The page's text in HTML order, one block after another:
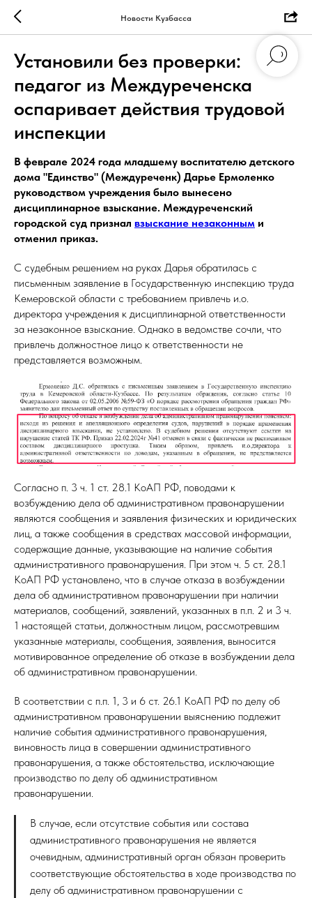
Новости Кузбасса
Установили без проверки:
педагог из Междуреченска
оспаривает действия трудовой
инспекции
В феврале 2024 года младшему воспитателю детского
дома "Единство" (Междуреченк) Дарье Ермоленко
руководством учреждения было вынесено
дисциплинарное взыскание. Междуреченский
городской суд признал взыскание незаконным и
отменил приказ.
С судебным решением на руках Дарья обратилась с
письменным заявление в Государственную инспекцию труда
Кемеровской области с требованием привлечь и.о.
директора учреждения к дисциплинарной ответственности
за незаконное взыскание. Однако в ведомстве сочли, что
привлечь должностное лицо к ответственности не
представляется возможным.
Согласно п. 3 ч. 1 ст. 28.1 КоАП РФ, поводами к
возбуждению дела об административном правонарушении
являются сообщения и заявления физических и юридических
лиц, а также сообщения в средствах массовой информации,
содержащие данные, указывающие на наличие события
административного правонарушения. При этом ч. 5 ст. 28.1
КоАП РФ установлено, что в случае отказа в возбуждении
дела об административном правонарушении при наличии
материалов, сообщений, заявлений, указанных в п.п. 2 и 3 ч.
1 настоящей статьи, должностным лицом, рассмотревшим
указанные материалы, сообщения, заявления, выносится
мотивированное определение об отказе в возбуждении дела
об административном правонарушении.
В соответствии с п.п. 1, 3 и 6 ст. 26.1 КоАП РФ по делу об
административном правонарушении выяснению подлежит
наличие события административного правонарушения,
виновность лица в совершении административного
правонарушения, а также обстоятельства, исключающие
производство по делу об административном
правонарушении.
В случае, если отсутствие события или состава
административного правонарушения не является
очевидным, административный орган обязан проверить
соответствующие обстоятельства в ходе производства по
делу об административном правонарушении с